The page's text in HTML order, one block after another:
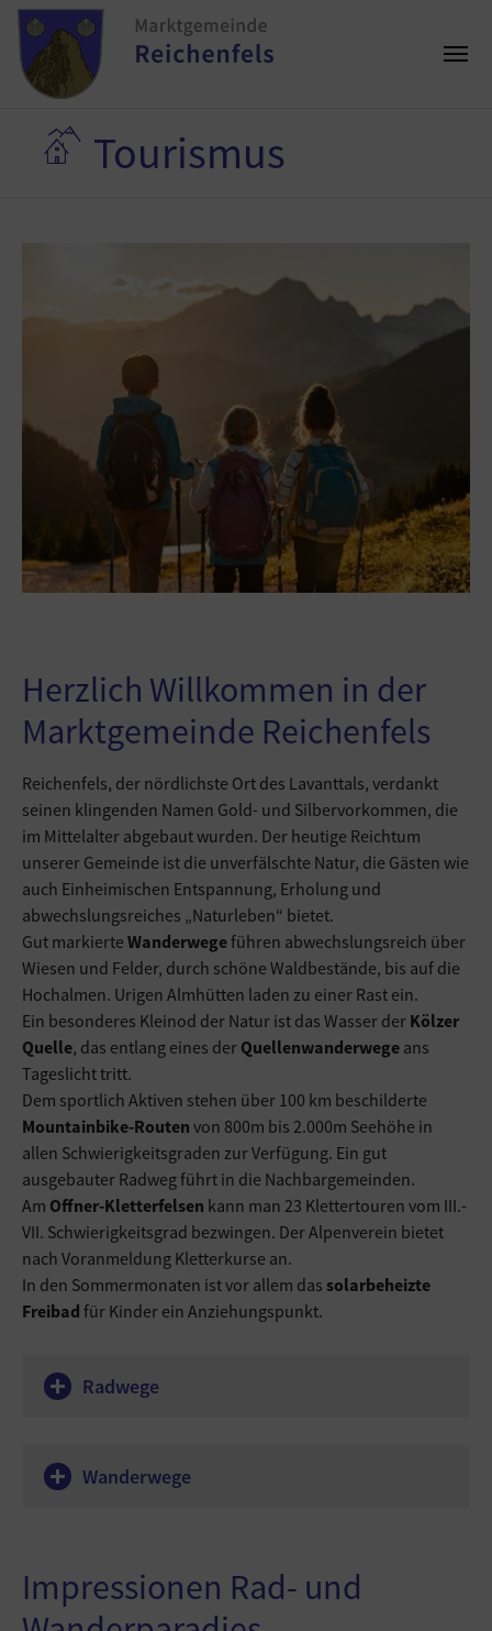
Tourismus
Herzlich Willkommen in der
Marktgemeinde Reichenfels
Reichenfels, der nördlichste Ort des Lavanttals, verdankt
seinen klingenden Namen Gold- und Silbervorkommen, die
im Mittelalter abgebaut wurden. Der heutige Reichtum
unserer Gemeinde ist die unverfälschte Natur, die Gästen wie
auch Einheimischen Entspannung, Erholung und
abwechslungsreiches „Naturleben“ bietet.
Gut markierte Wanderwegeführen abwechslungsreich über
Wiesen und Felder, durch schöne Waldbestände, bis auf die
Hochalmen. Urigen Almhütten laden zu einer Rast ein.
Ein besonderes Kleinod der Natur ist das Wasser der Kölzer
Quelle, das entlang eines der Quellenwanderwege ans
Tageslicht tritt.
Dem sportlich Aktiven stehen über 100 km beschilderte
Mountainbike-Routen von 800m bis 2.000m Seehöhe in
allen Schwierigkeitsgraden zur Verfügung. Ein gut
ausgebauter Radweg führt in die Nachbargemeinden.
Am Offner-Kletterfelsen kann man 23 Klettertouren vom III.-
VII. Schwierigkeitsgrad bezwingen. Der Alpenverein bietet
nach Voranmeldung Kletterkurse an.
In den Sommermonaten ist vor allem das solarbeheizte
Freibad für Kinder ein Anziehungspunkt.
Radwege
Wanderwege
Impressionen Rad- und